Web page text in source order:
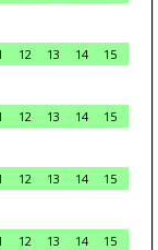
12 13 14
15
12 13 14
15
12 13 14
15
12 13 14
15